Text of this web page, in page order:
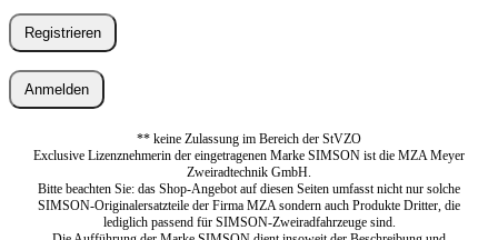
Registrieren
Anmelden
** keine Zulassung im Bereich der StVZO
Exclusive Lizenznehmerin der eingetragenen Marke SIMSON ist die MZA Meyer
Zweiradtechnik GmbH.
Bitte beachten Sie: das Shop-Angebot auf diesen Seiten umfasst nicht nur solche
SIMSON-Originalersatzteile der Firma MZA sondern auch Produkte Dritter, die
lediglich passend für SIMSON-Zweiradfahrzeuge sind.